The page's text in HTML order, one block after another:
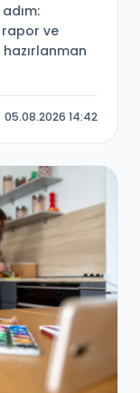
rapor ve
05.08.2026 14:42